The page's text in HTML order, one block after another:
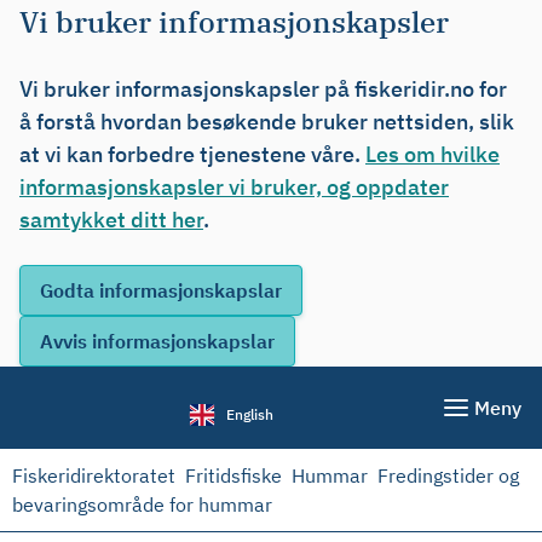
Vi bruker informasjonskapsler
Vi bruker informasjonskapsler på fiskeridir.no for
å forstå hvordan besøkende bruker nettsiden, slik
at vi kan forbedre tjenestene våre. Les om hvilke
informasjonskapsler vi bruker, og oppdater
samtykket ditt her.
English Meny
Fiskeridirektoratet Fritidsfiske Hummar Fredingstider og
bevaringsområde for hummar